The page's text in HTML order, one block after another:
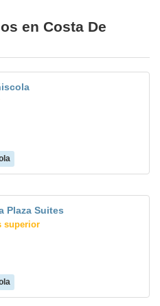
en Costa De
Plaza Suites
superior